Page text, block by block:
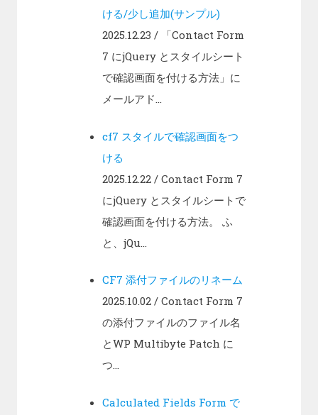
ける/少し追加(サンプル)
2025.12.23 / 「Contact Form
7 にjQuery とスタイルシート
で確認画面を付ける方法」に
メールアド...
cf7 スタイルで確認画面をつ
ける
2025.12.22 / Contact Form 7
にjQuery とスタイルシートで
確認画面を付ける方法。 ふ
と、jQu...
CF7 添付ファイルのリネーム
2025.10.02 / Contact Form 7
の添付ファイルのファイル名
とWP Multibyte Patch に
つ...
Calculated Fields Form で